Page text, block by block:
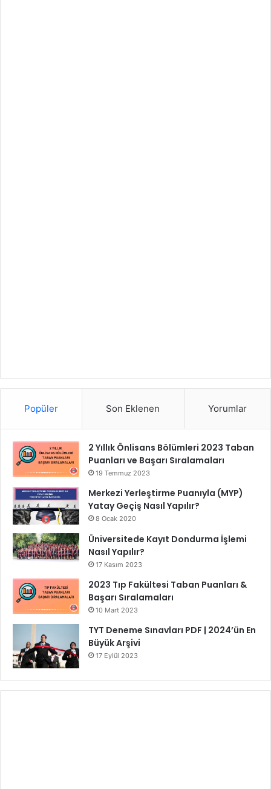
Popüler Son Eklenen Yorumlar
2 Yıllık Önlisans Bölümleri 2023 Taban
Puanları ve Başarı Sıralamaları
19 Temmuz 2023
Merkezi Yerleştirme Puanıyla (MYP)
Yatay Geçiş Nasıl Yapılır?
8 Ocak 2020
Üniversitede Kayıt Dondurma İşlemi
Nasıl Yapılır?
17 Kasım 2023
2023 Tıp Fakültesi Taban Puanları &
Başarı Sıralamaları
10 Mart 2023
TYT Deneme Sınavları PDF | 2024’ün En
Büyük Arşivi
17 Eylül 2023